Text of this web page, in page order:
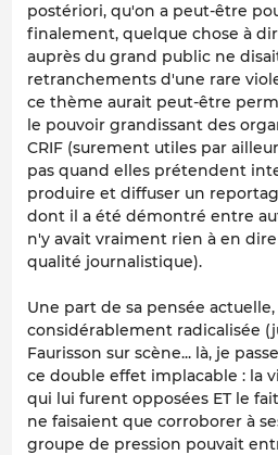
postériori, qu'on a peut-être
finalement, quelque chose à
auprès du grand public ne
retranchements d'une rare
ce thème aurait peut-être
le pouvoir grandissant des
CRIF (surement utiles par
pas quand elles prétendent
produire et diffuser un
dont il a été démontré entre
n'y avait vraiment rien à en
qualité journalistique).
Une part de sa pensée
considérablement radicalisée
Faurisson sur scène... là, je
ce double effet implacable : la
qui lui furent opposées ET le
ne faisaient que corroborer à
groupe de pression pouvait